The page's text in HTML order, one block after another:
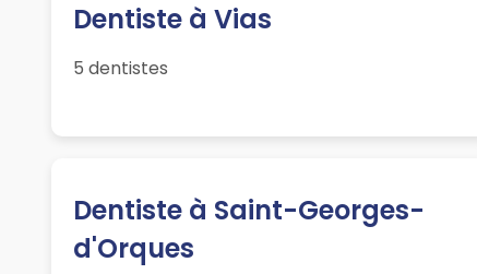
Dentiste à Vias
5 dentistes
Dentiste à Saint-Georges-
d'Orques